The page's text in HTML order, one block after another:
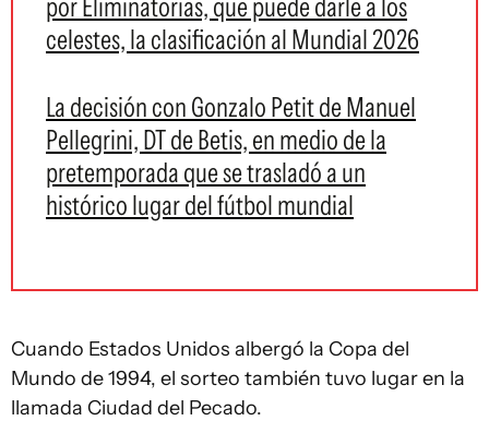
por Eliminatorias, que puede darle a los
celestes, la clasificación al Mundial 2026
La decisión con Gonzalo Petit de Manuel
Pellegrini, DT de Betis, en medio de la
pretemporada que se trasladó a un
histórico lugar del fútbol mundial
Cuando Estados Unidos albergó la Copa del
Mundo de 1994, el sorteo también tuvo lugar en la
llamada Ciudad del Pecado.